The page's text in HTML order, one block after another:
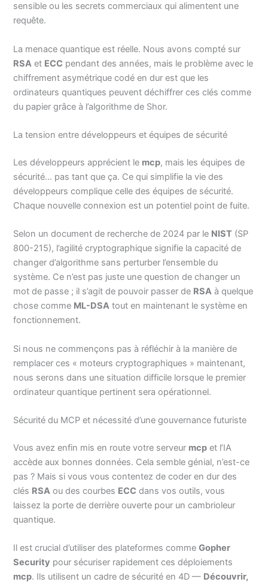
sensible ou les secrets commerciaux qui alimentent une
requête.
La menace quantique est réelle. Nous avons compté sur
RSA et ECC pendant des années, mais le problème avec le
chiffrement asymétrique codé en dur est que les
ordinateurs quantiques peuvent déchiffrer ces clés comme
du papier grâce à l’algorithme de Shor.
La tension entre développeurs et équipes de sécurité
Les développeurs apprécient le mcp, mais les équipes de
sécurité… pas tant que ça. Ce qui simplifie la vie des
développeurs complique celle des équipes de sécurité.
Chaque nouvelle connexion est un potentiel point de fuite.
Selon un document de recherche de 2024 par le NIST (SP
800-215), l’agilité cryptographique signifie la capacité de
changer d’algorithme sans perturber l’ensemble du
système. Ce n’est pas juste une question de changer un
mot de passe ; il s’agit de pouvoir passer de RSA à quelque
chose comme ML-DSA tout en maintenant le système en
fonctionnement.
Si nous ne commençons pas à réfléchir à la manière de
remplacer ces « moteurs cryptographiques » maintenant,
nous serons dans une situation difficile lorsque le premier
ordinateur quantique pertinent sera opérationnel.
Sécurité du MCP et nécessité d’une gouvernance futuriste
Vous avez enfin mis en route votre serveur mcp et l’IA
accède aux bonnes données. Cela semble génial, n’est-ce
pas ? Mais si vous vous contentez de coder en dur des
clés RSA ou des courbes ECC dans vos outils, vous
laissez la porte de derrière ouverte pour un cambrioleur
quantique.
Il est crucial d’utiliser des plateformes commeGopher
Security pour sécuriser rapidement ces déploiements
mcp. Ils utilisent un cadre de sécurité en 4D — Découvrir,